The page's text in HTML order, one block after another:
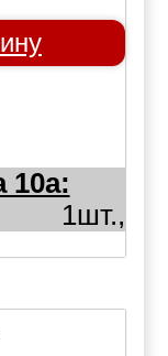
10а:
1шт.,